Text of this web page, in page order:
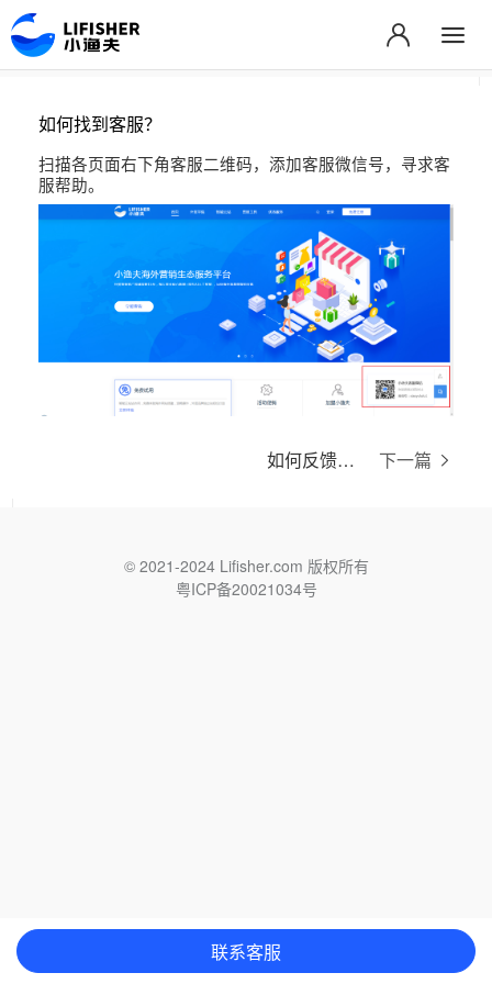
如何找到客服？
扫描各页面右下角客服二维码，添加客服微信号，寻求客
服帮助。
如何反馈问题？ 下一篇
联系客服
© 2021-2024 Lifisher.com 版权所有
粤ICP备20021034号